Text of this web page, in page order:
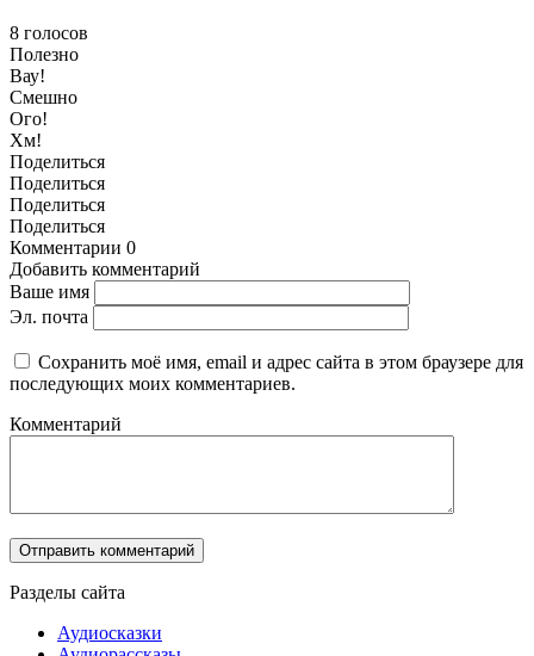
8 голосов
Полезно
Вау!
Смешно
Ого!
Хм!
Поделиться
Поделиться
Поделиться
Поделиться
Комментарии 0
Добавить комментарий
Ваше имя
Эл. почта
Сохранить моё имя, email и адрес сайта в этом браузере для
последующих моих комментариев.
Комментарий
Разделы сайта
Аудиосказки